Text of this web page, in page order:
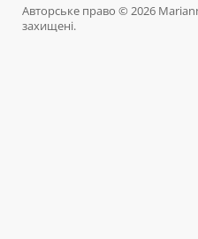
Авторське право © 2026
захищені.